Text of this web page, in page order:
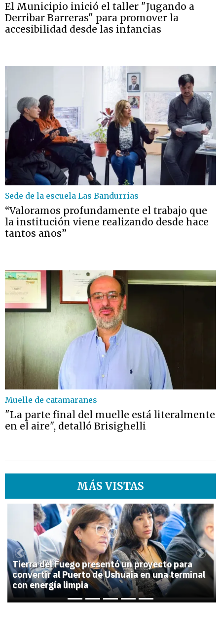
El Municipio inició el taller "Jugando a
Derribar Barreras" para promover la
accesibilidad desde las infancias
Sede de la escuela Las Bandurrias
“Valoramos profundamente el trabajo que
la institución viene realizando desde hace
tantos años”
Muelle de catamaranes
"La parte final del muelle está literalmente
en el aire", detalló Brisighelli
MÁS VISTAS
1
Tierra del Fuego presentó un proyecto para
convertir al Puerto de Ushuaia en una terminal
con energía limpia
Previous Next